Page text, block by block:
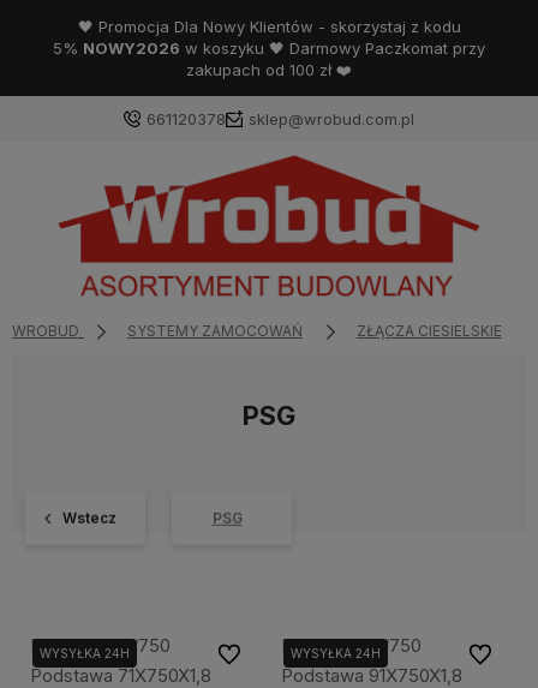
🖤 Promocja Dla Nowy Klientów - skorzystaj z kodu
5% NOWY2026 w koszyku 🖤 Darmowy Paczkomat przy
zakupach od 100 zł ❤️
661120378 sklep@wrobud.com.pl
WROBUD SYSTEMY ZAMOCOWAŃ ZŁĄCZA CIESIELSKIE
PSG
Wstecz PSG
Dmx Psg 70/750
Podstawa 71X750X1,8
WYSYŁKA 24H Do ulubionychDmx Psg 90/750
Podstawa 91X750X1,8
WYSYŁKA 24H Do